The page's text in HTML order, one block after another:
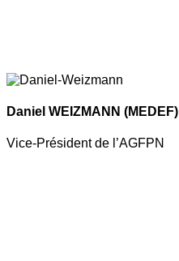
Daniel WEIZMANN (MEDEF)
Vice-Président de l’AGFPN